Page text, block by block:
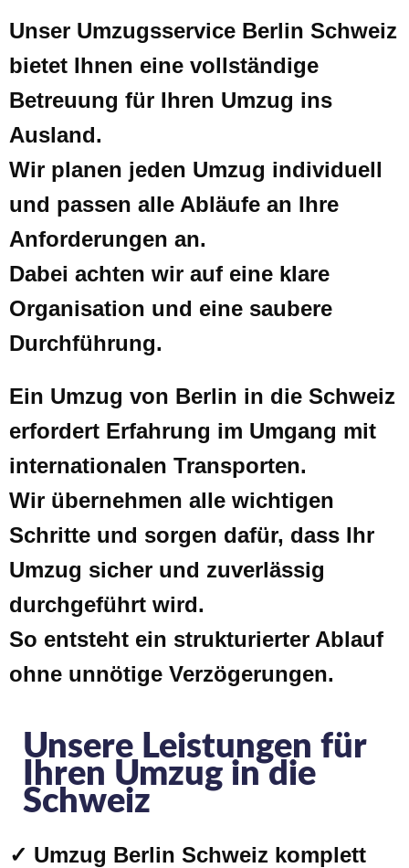
Unser Umzugsservice Berlin Schweiz
bietet Ihnen eine vollständige
Betreuung für Ihren Umzug ins
Ausland.
Wir planen jeden Umzug individuell
und passen alle Abläufe an Ihre
Anforderungen an.
Dabei achten wir auf eine klare
Organisation und eine saubere
Durchführung.
Ein Umzug von Berlin in die Schweiz
erfordert Erfahrung im Umgang mit
internationalen Transporten.
Wir übernehmen alle wichtigen
Schritte und sorgen dafür, dass Ihr
Umzug sicher und zuverlässig
durchgeführt wird.
So entsteht ein strukturierter Ablauf
ohne unnötige Verzögerungen.
Unsere Leistungen für
Ihren Umzug in die
Schweiz
✓ Umzug Berlin Schweiz komplett